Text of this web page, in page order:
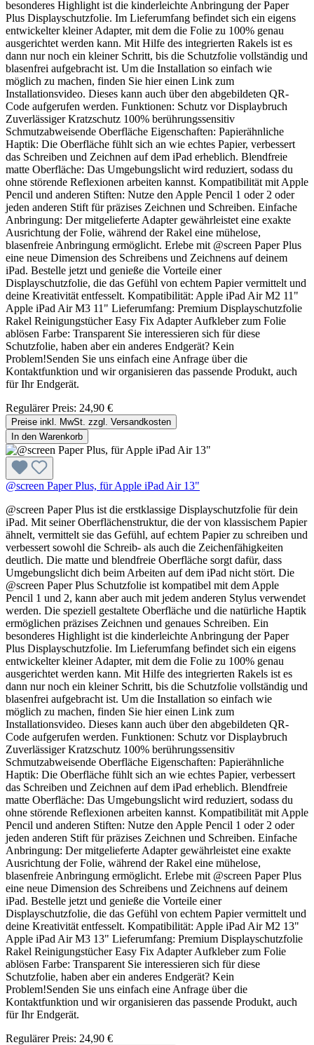
besonderes Highlight ist die kinderleichte Anbringung der Paper
Plus Displayschutzfolie. Im Lieferumfang befindet sich ein eigens
entwickelter kleiner Adapter, mit dem die Folie zu 100% genau
ausgerichtet werden kann. Mit Hilfe des integrierten Rakels ist es
dann nur noch ein kleiner Schritt, bis die Schutzfolie vollständig und
blasenfrei aufgebracht ist. Um die Installation so einfach wie
möglich zu machen, finden Sie hier einen Link zum
Installationsvideo. Dieses kann auch über den abgebildeten QR-
Code aufgerufen werden. Funktionen: Schutz vor Displaybruch
Zuverlässiger Kratzschutz 100% berührungssensitiv
Schmutzabweisende Oberfläche Eigenschaften: Papierähnliche
Haptik: Die Oberfläche fühlt sich an wie echtes Papier, verbessert
das Schreiben und Zeichnen auf dem iPad erheblich. Blendfreie
matte Oberfläche: Das Umgebungslicht wird reduziert, sodass du
ohne störende Reflexionen arbeiten kannst. Kompatibilität mit Apple
Pencil und anderen Stiften: Nutze den Apple Pencil 1 oder 2 oder
jeden anderen Stift für präzises Zeichnen und Schreiben. Einfache
Anbringung: Der mitgelieferte Adapter gewährleistet eine exakte
Ausrichtung der Folie, während der Rakel eine mühelose,
blasenfreie Anbringung ermöglicht. Erlebe mit @screen Paper Plus
eine neue Dimension des Schreibens und Zeichnens auf deinem
iPad. Bestelle jetzt und genieße die Vorteile einer
Displayschutzfolie, die das Gefühl von echtem Papier vermittelt und
deine Kreativität entfesselt. Kompatibilität: Apple iPad Air M2 11"
Apple iPad Air M3 11" Lieferumfang: Premium Displayschutzfolie
Rakel Reinigungstücher Easy Fix Adapter Aufkleber zum Folie
ablösen Farbe: Transparent Sie interessieren sich für diese
Schutzfolie, haben aber ein anderes Endgerät? Kein
Problem!Senden Sie uns einfach eine Anfrage über die
Kontaktfunktion und wir organisieren das passende Produkt, auch
für Ihr Endgerät.
Regulärer Preis: 24,90 €
Preise inkl. MwSt. zzgl. Versandkosten
In den Warenkorb
@screen Paper Plus, für Apple iPad Air 13"
@screen Paper Plus ist die erstklassige Displayschutzfolie für dein
iPad. Mit seiner Oberflächenstruktur, die der von klassischem Papier
ähnelt, vermittelt sie das Gefühl, auf echtem Papier zu schreiben und
verbessert sowohl die Schreib- als auch die Zeichenfähigkeiten
deutlich. Die matte und blendfreie Oberfläche sorgt dafür, dass
Umgebungslicht dich beim Arbeiten auf dem iPad nicht stört. Die
@screen Paper Plus Schutzfolie ist kompatibel mit dem Apple
Pencil 1 und 2, kann aber auch mit jedem anderen Stylus verwendet
werden. Die speziell gestaltete Oberfläche und die natürliche Haptik
ermöglichen präzises Zeichnen und genaues Schreiben. Ein
besonderes Highlight ist die kinderleichte Anbringung der Paper
Plus Displayschutzfolie. Im Lieferumfang befindet sich ein eigens
entwickelter kleiner Adapter, mit dem die Folie zu 100% genau
ausgerichtet werden kann. Mit Hilfe des integrierten Rakels ist es
dann nur noch ein kleiner Schritt, bis die Schutzfolie vollständig und
blasenfrei aufgebracht ist. Um die Installation so einfach wie
möglich zu machen, finden Sie hier einen Link zum
Installationsvideo. Dieses kann auch über den abgebildeten QR-
Code aufgerufen werden. Funktionen: Schutz vor Displaybruch
Zuverlässiger Kratzschutz 100% berührungssensitiv
Schmutzabweisende Oberfläche Eigenschaften: Papierähnliche
Haptik: Die Oberfläche fühlt sich an wie echtes Papier, verbessert
das Schreiben und Zeichnen auf dem iPad erheblich. Blendfreie
matte Oberfläche: Das Umgebungslicht wird reduziert, sodass du
ohne störende Reflexionen arbeiten kannst. Kompatibilität mit Apple
Pencil und anderen Stiften: Nutze den Apple Pencil 1 oder 2 oder
jeden anderen Stift für präzises Zeichnen und Schreiben. Einfache
Anbringung: Der mitgelieferte Adapter gewährleistet eine exakte
Ausrichtung der Folie, während der Rakel eine mühelose,
blasenfreie Anbringung ermöglicht. Erlebe mit @screen Paper Plus
eine neue Dimension des Schreibens und Zeichnens auf deinem
iPad. Bestelle jetzt und genieße die Vorteile einer
Displayschutzfolie, die das Gefühl von echtem Papier vermittelt und
deine Kreativität entfesselt. Kompatibilität: Apple iPad Air M2 13"
Apple iPad Air M3 13" Lieferumfang: Premium Displayschutzfolie
Rakel Reinigungstücher Easy Fix Adapter Aufkleber zum Folie
ablösen Farbe: Transparent Sie interessieren sich für diese
Schutzfolie, haben aber ein anderes Endgerät? Kein
Problem!Senden Sie uns einfach eine Anfrage über die
Kontaktfunktion und wir organisieren das passende Produkt, auch
für Ihr Endgerät.
Regulärer Preis: 24,90 €